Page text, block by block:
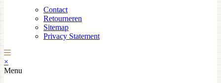
Contact
Retourneren
Sitemap
Privacy Statement
×
Menu